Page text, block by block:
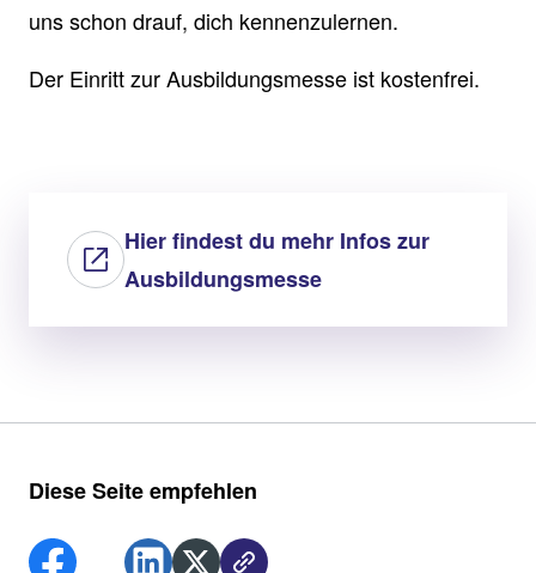
uns schon drauf, dich kennenzulernen.
Der Einritt zur Ausbildungsmesse ist kostenfrei.
Hier findest du mehr Infos zur
Ausbildungsmesse
Diese Seite empfehlen